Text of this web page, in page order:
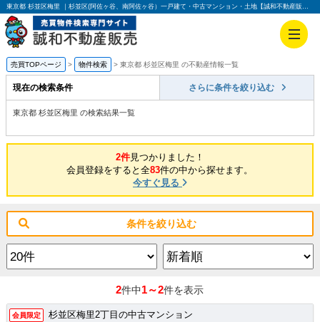
東京都 杉並区梅里 ｜杉並区(阿佐ヶ谷、南阿佐ヶ谷）一戸建て・中古マンション・土地【誠和不動産販売】
売買TOPページ 物件検索 東京都 杉並区梅里 の不動産情報一覧
現在の検索条件 さらに条件を絞り込む
東京都 杉並区梅里 の検索結果一覧
2件見つかりました！
会員登録をすると全83件の中から探せます。
今すぐ見る
条件を絞り込む
2件中1～2件を表示
会員限定 杉並区梅里2丁目の中古マンション